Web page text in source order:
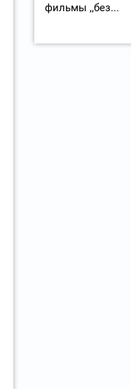
фильмы ,,без...